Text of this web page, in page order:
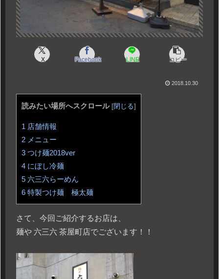
X Facebook LINE コピー
2018.10.30
読みたい場所へスクロール [閉じる]
1 店舗情報
2 メニュー
3 つけ麺2018ver
4 にぼし冷麺
5 六三六らーめん
6 特製つけ麺 極太麺
さて、今回ご紹介するお店は、
麺や 六三六 茶屋町店でございます！！